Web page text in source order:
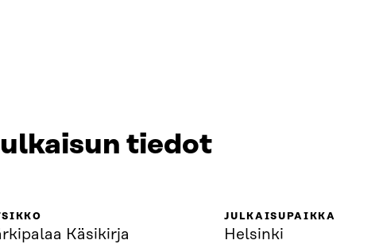
tiedot
Käsikirja
JULKAISUPAIKKA
Helsinki